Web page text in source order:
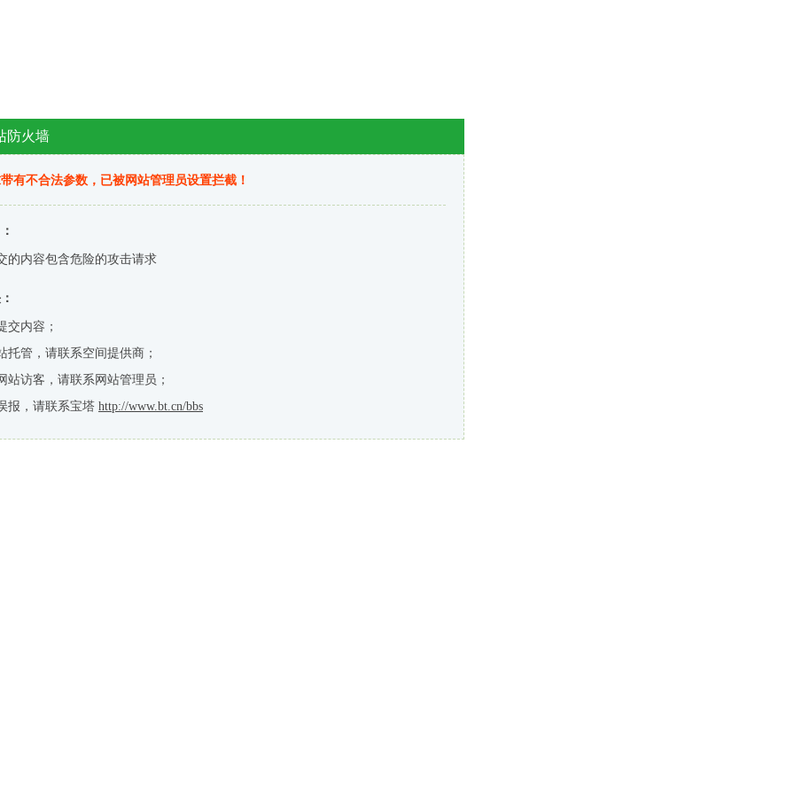
防火墙
有不合法参数，已被网站管理员设置拦截！
的内容包含危险的攻击请求
交内容；
托管，请联系空间提供商；
站访客，请联系网站管理员；
报，请联系宝塔 http://www.bt.cn/bbs